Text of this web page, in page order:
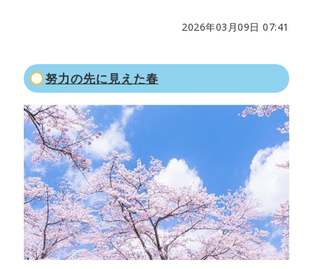
2026年03月09日 07:41
努力の先に見えた春